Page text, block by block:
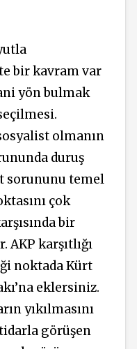
bir kavram var
yön bulmak
olmanın
duruş
sorununu temel
çok
bir
karşıtlığı
noktada Kürt
eklersiniz.
yıkılmasını
görüşen